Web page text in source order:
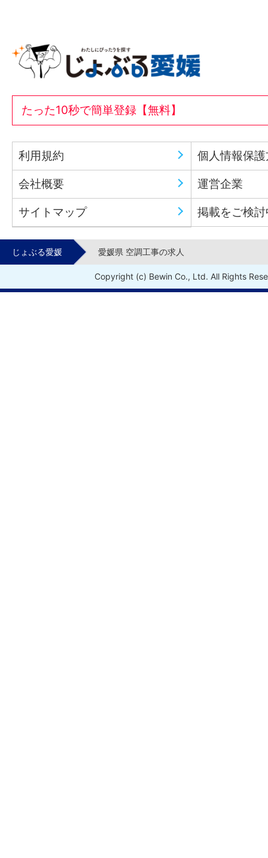
たった10秒で簡単登録【無料】
利用規約 個人情報保
会社概要 運営企業
サイトマップ 掲載をご検
じょぶる愛媛 愛媛県 空調工事の求人
Copyright (c) Bewin Co., Ltd. All Rights